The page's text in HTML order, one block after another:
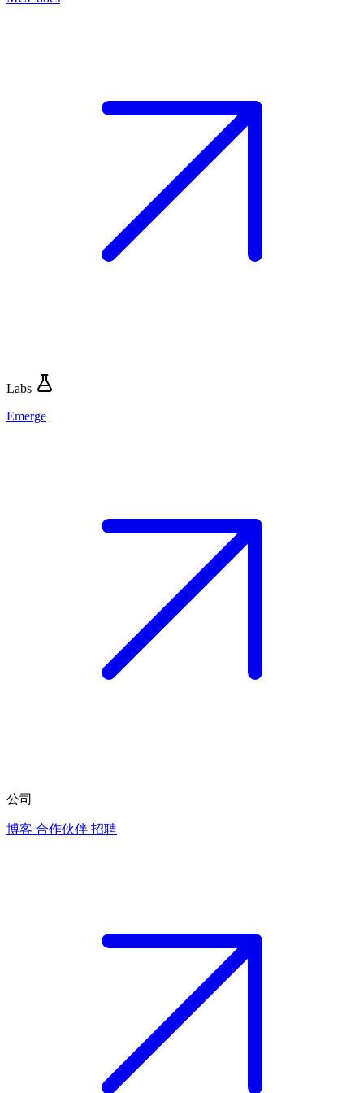
Labs
Emerge
公司
博客 合作伙伴 招聘